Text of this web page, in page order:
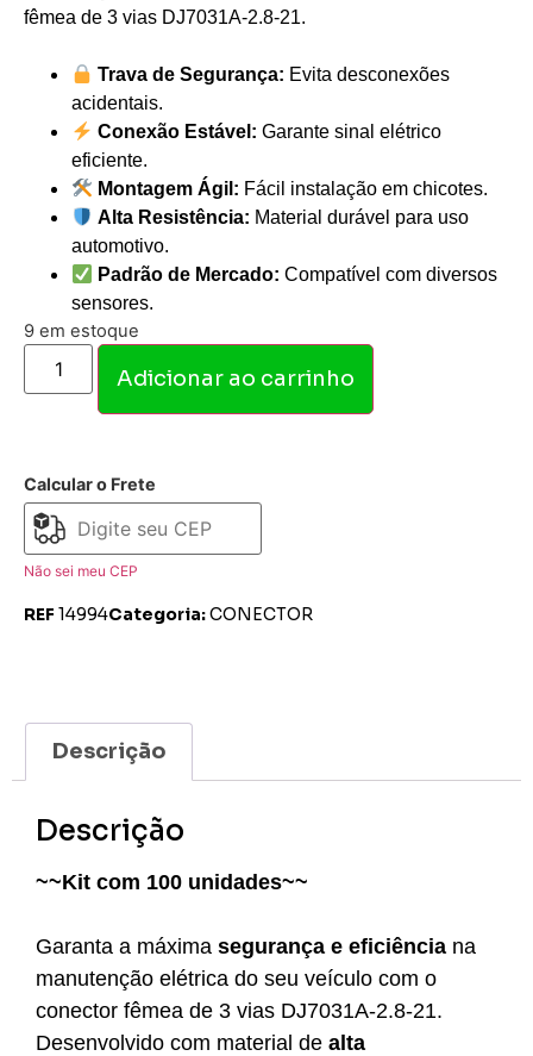
fêmea de 3 vias DJ7031A-2.8-21.
Trava de Segurança: Evita desconexões
acidentais.
Conexão Estável: Garante sinal elétrico
eficiente.
Montagem Ágil: Fácil instalação em chicotes.
Alta Resistência: Material durável para uso
automotivo.
Padrão de Mercado: Compatível com diversos
sensores.
9 em estoque
Adicionar ao carrinho
Calcular o Frete
Não sei meu CEP
REF 14994Categoria:CONECTOR
Descrição
Descrição
~~Kit com 100 unidades~~
Garanta a máxima segurança e eficiência na
manutenção elétrica do seu veículo com o
conector fêmea de 3 vias DJ7031A-2.8-21.
Desenvolvido com material de alta